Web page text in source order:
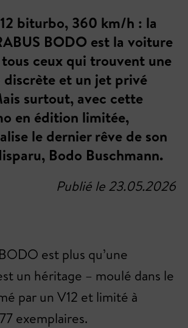
biturbo, 360 km/h : la
BODO est la voiture
ceux qui trouvent une
et un jet privé
surtout, avec cette
en édition limitée,
le dernier rêve de son
Bodo Buschmann.
Publié le 23.05.2026
est plus qu’une
un héritage – moulé dans le
par un V12 et limité à
exemplaires.